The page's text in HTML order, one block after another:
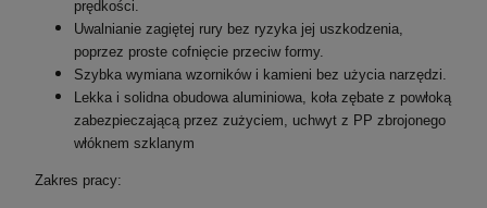
prędkości.
Uwalnianie zagiętej rury bez ryzyka jej uszkodzenia,
poprzez proste cofnięcie przeciw formy.
Szybka wymiana wzorników i kamieni bez użycia narzędzi.
Lekka i solidna obudowa aluminiowa, koła zębate z powłoką
zabezpieczającą przez zużyciem, uchwyt z PP zbrojonego
włóknem szklanym
Zakres pracy: